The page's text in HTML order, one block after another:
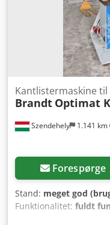
Szendehely 1.141 km
Kantlistermaskine
Brandt Optimat
Forespørge
Stand: meget god
Funktionalitet: fuldt
med buede former.